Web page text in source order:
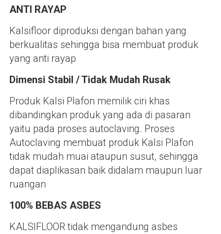
ANTI RAYAP
Kalsifloor diproduksi dengan bahan yang
berkualitas sehingga bisa membuat produk
yang anti rayap
Dimensi Stabil / Tidak Mudah Rusak
Produk Kalsi Plafon memilik ciri khas
dibandingkan produk yang ada di pasaran
yaitu pada proses autoclaving. Proses
Autoclaving membuat produk Kalsi Plafon
tidak mudah muai ataupun susut, sehingga
dapat diaplikasan baik didalam maupun luar
ruangan
100% BEBAS ASBES
KALSIFLOOR tidak mengandung asbes